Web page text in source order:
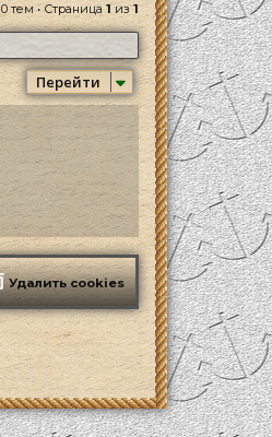
0 тем • Страница 1из1
Перейти
Удалить cookies